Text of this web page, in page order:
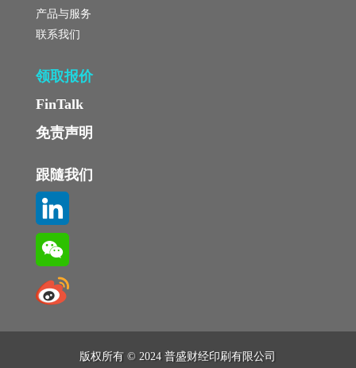
产品与服务
联系我们
领取报价
FinTalk
免责声明
跟隨我们
版权所有 © 2024 普盛财经印刷有限公司